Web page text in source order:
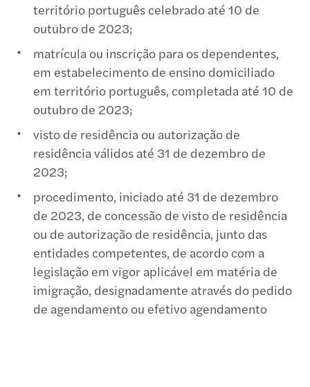
território português celebrado até 10 de
outubro de 2023;
matrícula ou inscrição para os dependentes,
em estabelecimento de ensino domiciliado
em território português, completada até 10 de
outubro de 2023;
visto de residência ou autorização de
residência válidos até 31 de dezembro de
2023;
procedimento, iniciado até 31 de dezembro
de 2023, de concessão de visto de residência
ou de autorização de residência, junto das
entidades competentes, de acordo com a
legislação em vigor aplicável em matéria de
imigração, designadamente através do pedido
de agendamento ou efetivo agendamento